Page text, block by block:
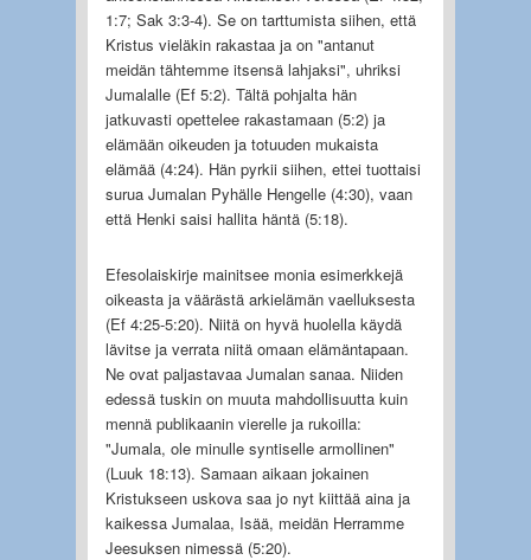
1:7; Sak 3:3-4). Se on tarttumista siihen, että
Kristus vieläkin rakastaa ja on "antanut
meidän tähtemme itsensä lahjaksi", uhriksi
Jumalalle (Ef 5:2). Tältä pohjalta hän
jatkuvasti opettelee rakastamaan (5:2) ja
elämään oikeuden ja totuuden mukaista
elämää (4:24). Hän pyrkii siihen, ettei tuottaisi
surua Jumalan Pyhälle Hengelle (4:30), vaan
että Henki saisi hallita häntä (5:18).
Efesolaiskirje mainitsee monia esimerkkejä
oikeasta ja väärästä arkielämän vaelluksesta
(Ef 4:25-5:20). Niitä on hyvä huolella käydä
lävitse ja verrata niitä omaan elämäntapaan.
Ne ovat paljastavaa Jumalan sanaa. Niiden
edessä tuskin on muuta mahdollisuutta kuin
mennä publikaanin vierelle ja rukoilla:
"Jumala, ole minulle syntiselle armollinen"
(Luuk 18:13). Samaan aikaan jokainen
Kristukseen uskova saa jo nyt kiittää aina ja
kaikessa Jumalaa, Isää, meidän Herramme
Jeesuksen nimessä (5:20).